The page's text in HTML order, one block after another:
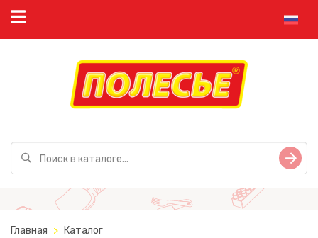
Главная
Каталог